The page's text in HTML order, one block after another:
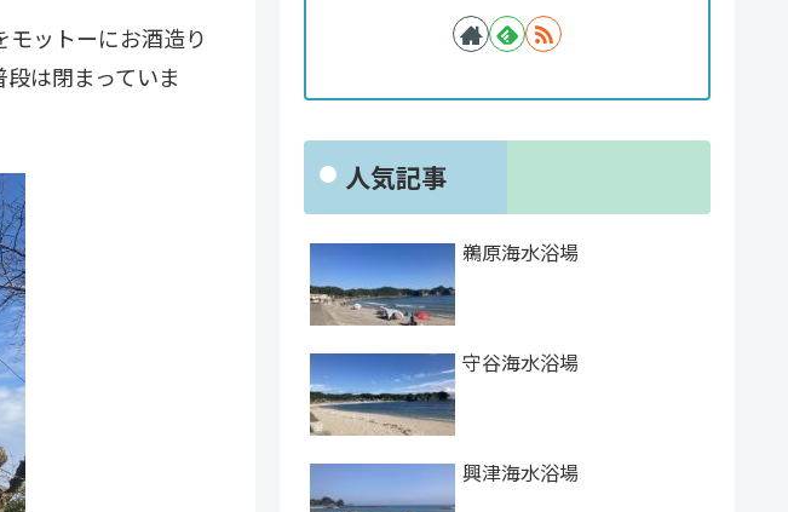
ットーにお酒造り
は閉まっていま
人気記事
鵜原海水浴場
守谷海水浴場
興津海水浴場